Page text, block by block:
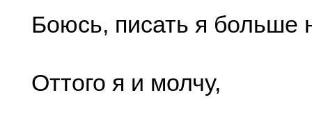
Боюсь, писать я больше
Оттого я и молчу,